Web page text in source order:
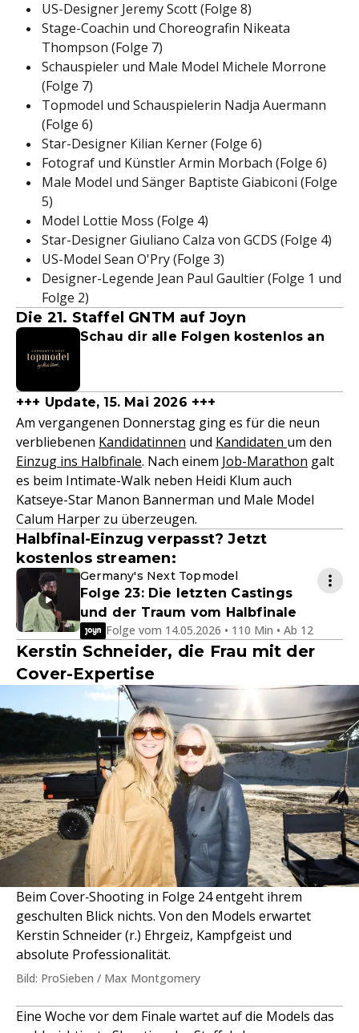
US-Designer Jeremy Scott (Folge 8)
Stage-Coachin und Choreografin Nikeata
Thompson (Folge 7)
Schauspieler und Male Model Michele Morrone
(Folge 7)
Topmodel und Schauspielerin Nadja Auermann
(Folge 6)
Star-Designer Kilian Kerner (Folge 6)
Fotograf und Künstler Armin Morbach (Folge 6)
Male Model und Sänger Baptiste Giabiconi (Folge
5)
Model Lottie Moss (Folge 4)
Star-Designer Giuliano Calza von GCDS (Folge 4)
US-Model Sean O'Pry (Folge 3)
Designer-Legende Jean Paul Gaultier (Folge 1 und
Folge 2)
Die 21. Staffel GNTM auf Joyn
Schau dir alle Folgen kostenlos an
+++ Update, 15. Mai 2026 +++
Am vergangenen Donnerstag ging es für die neun
verbliebenen Kandidatinnen und Kandidaten um den
Einzug ins Halbfinale. Nach einem Job-Marathon galt
es beim Intimate-Walk neben Heidi Klum auch
Katseye-Star Manon Bannerman und Male Model
Calum Harper zu überzeugen.
Halbfinal-Einzug verpasst? Jetzt
kostenlos streamen:
Germany's Next Topmodel
Folge 23: Die letzten Castings
und der Traum vom Halbfinale
Folge vom 14.05.2026 • 110 Min • Ab 12
Kerstin Schneider, die Frau mit der
Cover-Expertise
Beim Cover‑Shooting in Folge 24 entgeht ihrem
geschulten Blick nichts. Von den Models erwartet
Kerstin Schneider (r.) Ehrgeiz, Kampfgeist und
absolute Professionalität.
Bild: ProSieben / Max Montgomery
Eine Woche vor dem Finale wartet auf die Models das